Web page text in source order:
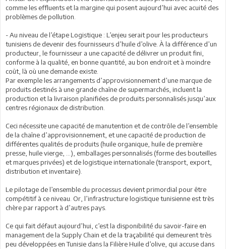
comme les effluents et la margine qui posent aujourd’hui avec acuité des
problèmes de pollution.
- Au niveau de l’étape Logistique : L’enjeu serait pour les producteurs
tunisiens de devenir des fournisseurs d’huile d’olive. À la différence d’un
producteur, le fournisseur a une capacité de délivrer un produit fini,
conforme à la qualité, en bonne quantité, au bon endroit et à moindre
coût, là où une demande existe.
Par exemple les arrangements d’approvisionnement d’une marque de
produits destinés à une grande chaîne de supermarchés, incluent la
production et la livraison planifiées de produits personnalisés jusqu’aux
centres régionaux de distribution.
Ceci nécessite une capacité de manutention et de contrôle de l’ensemble
de la chaîne d’approvisionnement, et une capacité de production de
différentes qualités de produits (huile organique, huile de première
presse, huile vierge, ...), emballages personnalisés (forme des bouteilles
et marques privées) et de logistique internationale (transport, export,
distribution et inventaire).
Le pilotage de l’ensemble du processus devient primordial pour être
compétitif à ce niveau. Or, l’infrastructure logistique tunisienne est très
chère par rapport à d’autres pays.
Ce qui fait défaut aujourd’hui, c’est la disponibilité du savoir-faire en
management de la Supply Chain et de la traçabilité qui demeurent très
peu développées en Tunisie dans la Filière Huile d’olive, qui accuse dans